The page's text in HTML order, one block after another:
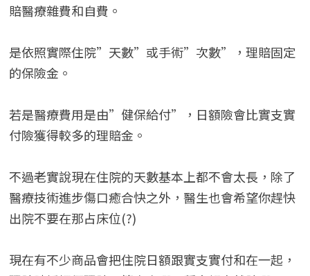
賠醫療雜費和自費。
是依照實際住院”天數”或手術”次數”，理賠固定
的保險金。
若是醫療費用是由”健保給付”，日額險會比實支實
付險獲得較多的理賠金。
不過老實說現在住院的天數基本上都不會太長，除了
醫療技術進步傷口癒合快之外，醫生也會希望你趕快
出院不要在那占床位(?)
現在有不少商品會把住院日額跟實支實付和在一起，